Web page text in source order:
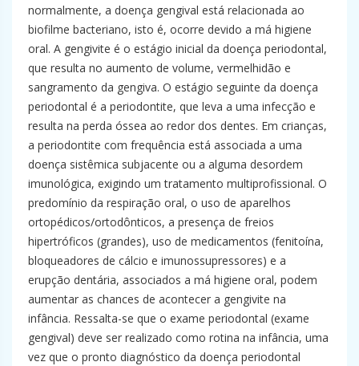
normalmente, a doença gengival está relacionada ao
biofilme bacteriano, isto é, ocorre devido a má higiene
oral. A gengivite é o estágio inicial da doença periodontal,
que resulta no aumento de volume, vermelhidão e
sangramento da gengiva. O estágio seguinte da doença
periodontal é a periodontite, que leva a uma infecção e
resulta na perda óssea ao redor dos dentes. Em crianças,
a periodontite com frequência está associada a uma
doença sistêmica subjacente ou a alguma desordem
imunológica, exigindo um tratamento multiprofissional. O
predomínio da respiração oral, o uso de aparelhos
ortopédicos/ortodônticos, a presença de freios
hipertróficos (grandes), uso de medicamentos (fenitoína,
bloqueadores de cálcio e imunossupressores) e a
erupção dentária, associados a má higiene oral, podem
aumentar as chances de acontecer a gengivite na
infância. Ressalta-se que o exame periodontal (exame
gengival) deve ser realizado como rotina na infância, uma
vez que o pronto diagnóstico da doença periodontal